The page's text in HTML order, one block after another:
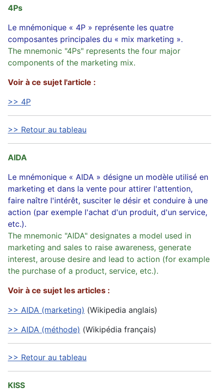
4Ps
Le mnémonique « 4P » représente les quatre
composantes principales du « mix marketing ».
The mnemonic "4Ps" represents the four major
components of the marketing mix.
Voir à ce sujet l'article :
>> 4P
>> Retour au tableau
AIDA
Le mnémonique « AIDA » désigne un modèle utilisé en
marketing et dans la vente pour attirer l'attention,
faire naître l'intérêt, susciter le désir et conduire à une
action (par exemple l'achat d'un produit, d'un service,
etc.).
The mnemonic "AIDA" designates a model used in
marketing and sales to raise awareness, generate
interest, arouse desire and lead to action (for example
the purchase of a product, service, etc.).
Voir à ce sujet les articles :
>> AIDA (marketing) (Wikipedia anglais)
>> AIDA (méthode) (Wikipédia français)
>> Retour au tableau
KISS